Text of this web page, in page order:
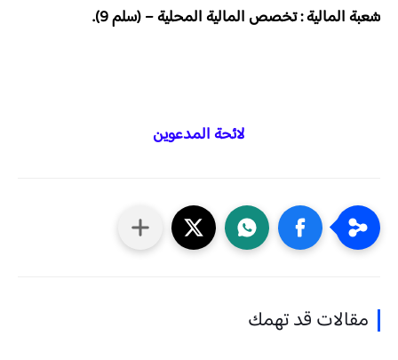
شعبة المالية : تخصص المالية المحلية – (سلم 9).
لائحة المدعوين
مقالات قد تهمك